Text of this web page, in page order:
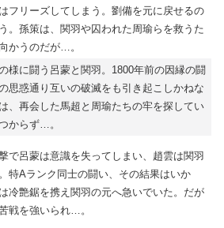
フリーズしてしまう。劉備を元に戻せるの
。孫策は、関羽や囚われた周瑜らを救うた
かうのだが…。
様に闘う呂蒙と関羽。1800年前の因縁の闘
思惑通り互いの破滅をも引き起こしかねな
、再会した馬超と周瑜たちの牢を探してい
からず…。
で呂蒙は意識を失ってしまい、趙雲は関羽
特Aランク同士の闘い、その結果はいか
冷艶鋸を携え関羽の元へ急いでいた。だが
戦を強いられ…。